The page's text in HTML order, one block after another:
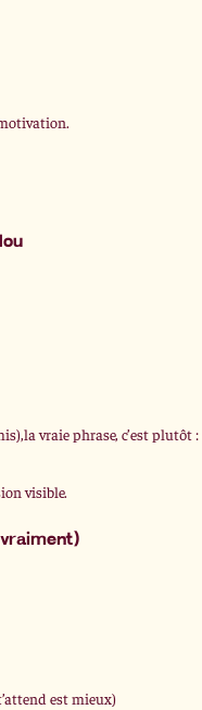
vraie phrase, c’est plutôt :
visible.
est mieux)